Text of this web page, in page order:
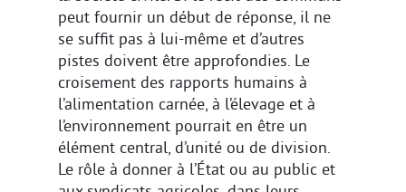
peut fournir un début de réponse, il ne
se suffit pas à lui-même et d’autres
pistes doivent être approfondies. Le
croisement des rapports humains à
l’alimentation carnée, à l’élevage et à
l’environnement pourrait en être un
élément central, d’unité ou de division.
Le rôle à donner à l’État ou au public et